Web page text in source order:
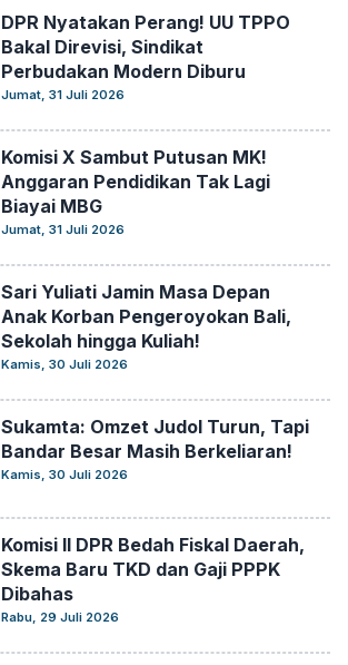
DPR Nyatakan Perang! UU TPPO
Bakal Direvisi, Sindikat
Perbudakan Modern Diburu
Jumat, 31 Juli 2026
Komisi X Sambut Putusan MK!
Anggaran Pendidikan Tak Lagi
Biayai MBG
Jumat, 31 Juli 2026
Sari Yuliati Jamin Masa Depan
Anak Korban Pengeroyokan Bali,
Sekolah hingga Kuliah!
Kamis, 30 Juli 2026
Sukamta: Omzet Judol Turun, Tapi
Bandar Besar Masih Berkeliaran!
Kamis, 30 Juli 2026
Komisi II DPR Bedah Fiskal Daerah,
Skema Baru TKD dan Gaji PPPK
Dibahas
Rabu, 29 Juli 2026